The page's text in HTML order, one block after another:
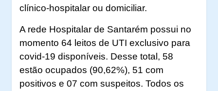
clínico-hospitalar ou domiciliar.
A rede Hospitalar de Santarém possui no
momento 64 leitos de UTI exclusivo para
covid-19 disponíveis. Desse total, 58
estão ocupados (90,62%), 51 com
positivos e 07 com suspeitos. Todos os